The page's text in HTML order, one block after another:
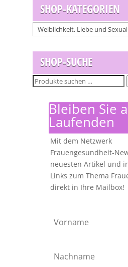
SHOP-KATEGORIEN
SHOP-SUCHE
Suchen
Bleiben Sie
Laufenden
Mit dem Netzwerk
Frauengesundheit-
neuesten Artikel und
Links zum Thema
direkt in Ihre Mailbox!